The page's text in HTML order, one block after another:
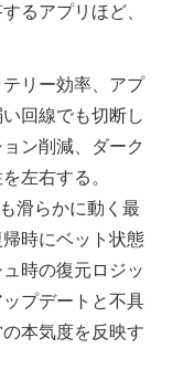
るアプリほど、
リー効率、アプ
回線でも切断し
ン削減、ダーク
左右する。
滑らかに動く最
時にベット状態
時の復元ロジッ
プデートと不具
本気度を反映す